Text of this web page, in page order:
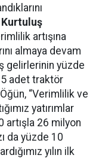
Kurtuluş
artışına
almaya devam
gelirlerinin yüzde
adet traktör
“Verimlilik ve
yatırımlar
artışla 26 milyon
da yüzde 10
yılın ilk